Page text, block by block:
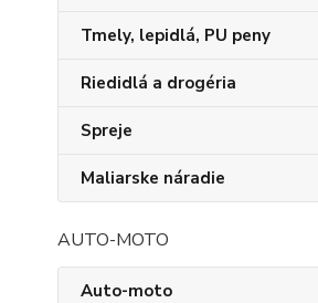
Tmely, lepidlá, PU peny
Riedidlá a drogéria
Spreje
Maliarske náradie
AUTO-MOTO
Auto-moto